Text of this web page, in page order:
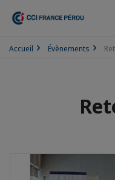
Accueil Évènements